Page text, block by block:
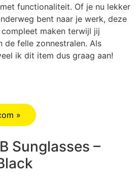
functionaliteit. Of je nu lekker
bent naar je werk, deze
maken terwijl jij
de felle zonnestralen. Als
ik dit item dus graag aan!
»
Sunglasses –